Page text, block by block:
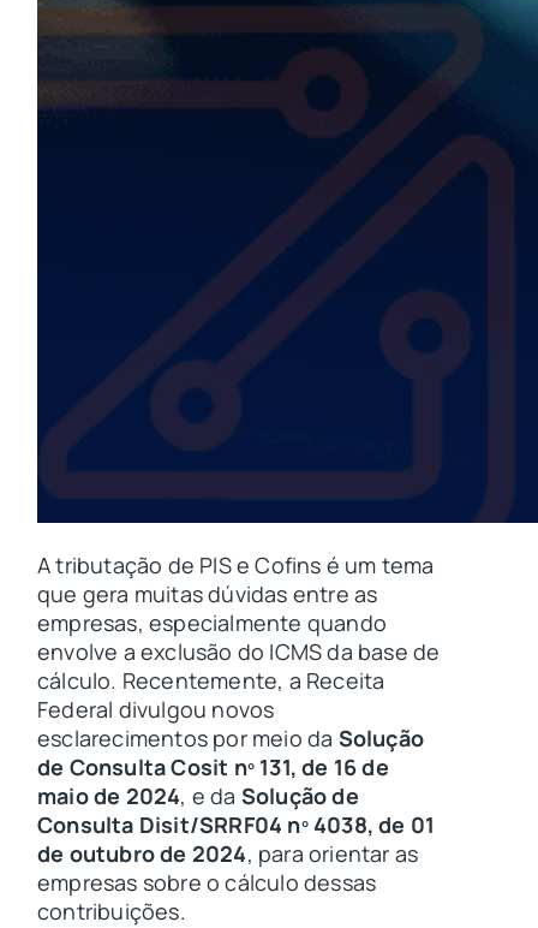
A tributação de PIS e Cofins é um tema
que gera muitas dúvidas entre as
empresas, especialmente quando
envolve a exclusão do ICMS da base de
cálculo. Recentemente, a Receita
Federal divulgou novos
esclarecimentos por meio da Solução
de Consulta Cosit nº 131, de 16 de
maio de 2024, e da Solução de
Consulta Disit/SRRF04 nº 4038, de 01
de outubro de 2024, para orientar as
empresas sobre o cálculo dessas
contribuições.